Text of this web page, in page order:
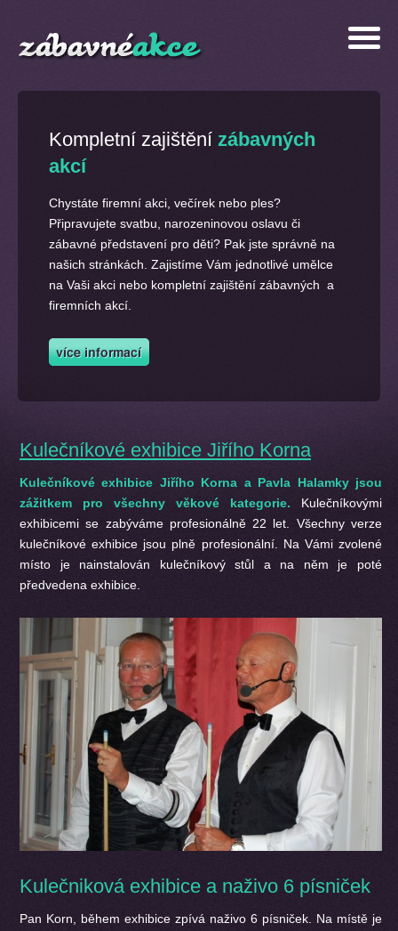
Kompletní zajištění zábavných
akcí
Chystáte firemní akci, večírek nebo ples?
Připravujete svatbu, narozeninovou oslavu či
zábavné představení pro děti? Pak jste správně na
našich stránkách. Zajistíme Vám jednotlivé umělce
na Vaši akci nebo kompletní zajištění zábavných a
firemních akcí.
Kulečníkové exhibice Jiřího Korna
Kulečníkové exhibice Jiřího Korna a Pavla Halamky jsou
zážitkem pro všechny věkové kategorie. Kulečníkovými
exhibicemi se zabýváme profesionálně 22 let. Všechny verze
kulečníkové exhibice jsou plně profesionální. Na Vámi zvolené
místo je nainstalován kulečníkový stůl a na něm je poté
předvedena exhibice.
Kulečniková exhibice a naživo 6 písniček
Pan Korn, během exhibice zpívá naživo 6 písniček. Na místě je